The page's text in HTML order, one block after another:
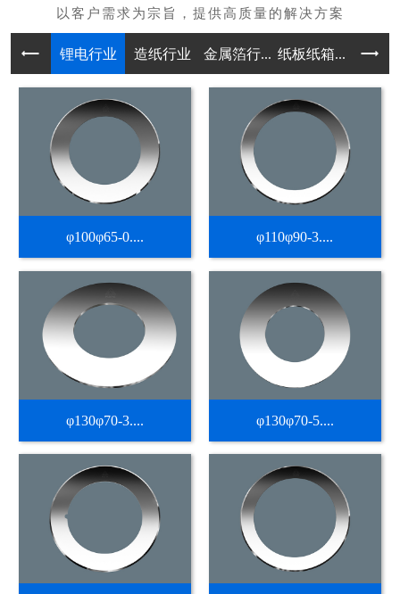
锂电行业 造纸行业 金属箔行... 纸板纸箱... 不干
φ100φ65-0.... φ110φ90-3....
φ130φ70-3.... φ130φ70-5....